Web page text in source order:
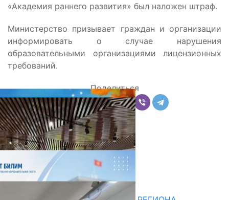
«Академия раннего развития» был наложен штраф.
Министерство призывает граждан и организации
информировать о случае нарушения
образовательными организациями лицензионных
требований.
Поделиться
Комментарии
Последние новости
НЕДЕЛЯ В ОБЗОРЕ
07.08.2026